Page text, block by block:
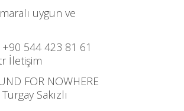
uygun ve
544 423 81 61
İletişim
FOR NOWHERE
Sakızlı